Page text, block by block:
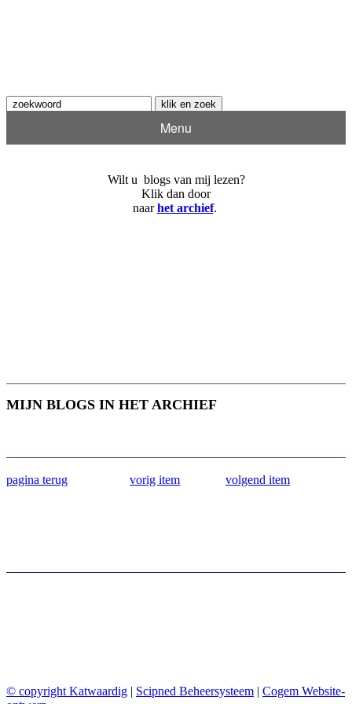
Menu
Wilt u blogs van mij lezen?
Klik dan door
naarhet archief.
MIJN BLOGS IN HET ARCHIEF
pagina terug vorig item volgend item
© copyright Katwaardig | Scipned Beheersysteem | Cogem Website-